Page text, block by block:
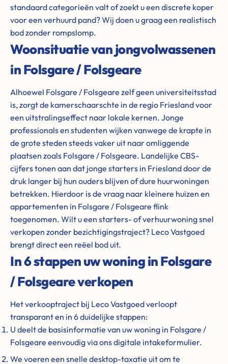
standaard categorieën valt of zoekt u een discrete koper
voor een verhuurd pand? Wij doen u graag een realistisch
bod zonder rompslomp.
Woonsituatie van jongvolwassenen
in Folsgare / Folsgeare
Alhoewel Folsgare / Folsgeare zelf geen universiteitsstad
is, zorgt de kamerschaarschte in de regio Friesland voor
een uitstralingseffect naar lokale kernen. Jonge
professionals en studenten wijken vanwege de krapte in
de grote steden steeds vaker uit naar omliggende
plaatsen zoals Folsgare / Folsgeare. Landelijke CBS-
cijfers tonen aan dat jonge starters in Friesland door de
druk langer bij hun ouders blijven of dure huurwoningen
betrekken. Hierdoor is de vraag naar kleinere huizen en
appartementen in Folsgare / Folsgeare flink
toegenomen. Wilt u een starters- of verhuurwoning snel
verkopen zonder bezichtigingstraject? Leco Vastgoed
brengt direct een reëel bod uit.
In 6 stappen uw woning in Folsgare
/ Folsgeare verkopen
Het verkooptraject bij Leco Vastgoed verloopt
transparant en in 6 duidelijke stappen:
U deelt de basisinformatie van uw woning in Folsgare /
Folsgeare eenvoudig via ons digitale intakeformulier.
We voeren een snelle desktop-taxatie uit om te